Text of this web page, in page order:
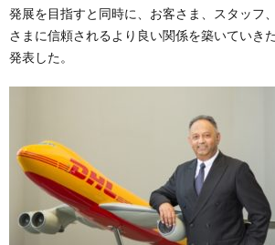
発展を目指すと同時に、お客さま、スタッフ
さまに信頼されるより良い関係を築いていき
発表した。